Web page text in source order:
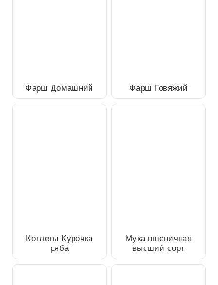
Фарш Домашний Фарш Говяжий
Котлеты Курочка ряба
Мука пшеничная высший
сорт